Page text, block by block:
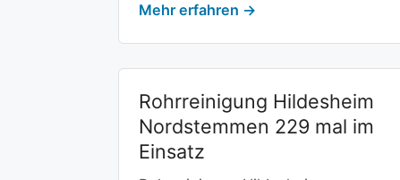
Mehr erfahren →
Rohrreinigung Hildesheim
Nordstemmen 229 mal im
Einsatz